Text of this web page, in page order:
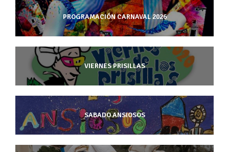
PROGRAMACIÓN CARNAVAL 2026
VIERNES PRISILLAS
SABADO ANSIOSOS